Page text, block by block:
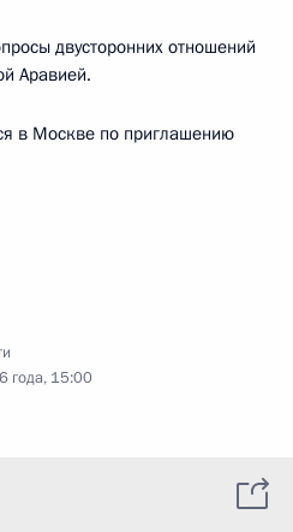
двусторонних отношений
Аравией.
в Москве по приглашению
года, 15:00